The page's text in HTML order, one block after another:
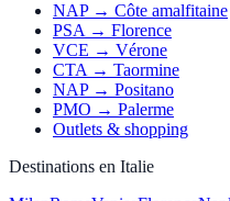
NAP → Côte amalfitaine
PSA → Florence
VCE → Vérone
CTA → Taormine
NAP → Positano
PMO → Palerme
Outlets & shopping
Destinations en Italie